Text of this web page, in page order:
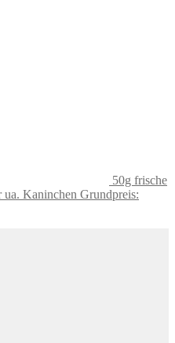
50g frische
Kaninchen Grundpreis: